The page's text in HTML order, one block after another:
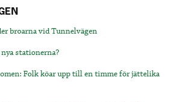
broarna vid Tunnelvägen
stationerna?
Folk köar upp till en timme för jättelika